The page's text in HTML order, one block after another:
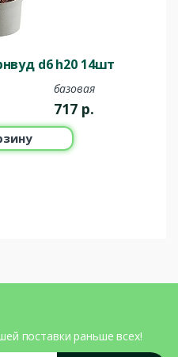
d6 h20 14шт
базовая
717 р.
поставки раньше всех!